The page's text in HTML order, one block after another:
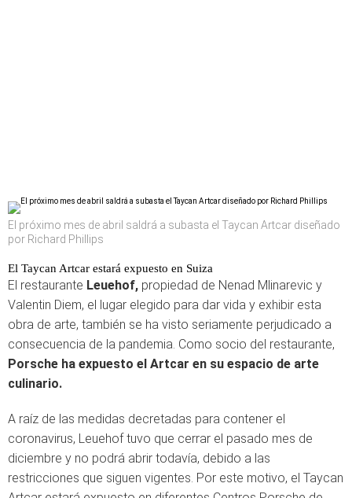
El próximo mes de abril saldrá a subasta el Taycan Artcar diseñado
por Richard Phillips
El Taycan Artcar estará expuesto en Suiza
El restaurante Leuehof, propiedad de Nenad Mlinarevic y
Valentin Diem, el lugar elegido para dar vida y exhibir esta
obra de arte, también se ha visto seriamente perjudicado a
consecuencia de la pandemia. Como socio del restaurante,
Porsche ha expuesto el Artcar en su espacio de arte
culinario.
A raíz de las medidas decretadas para contener el
coronavirus, Leuehof tuvo que cerrar el pasado mes de
diciembre y no podrá abrir todavía, debido a las
restricciones que siguen vigentes. Por este motivo, el Taycan